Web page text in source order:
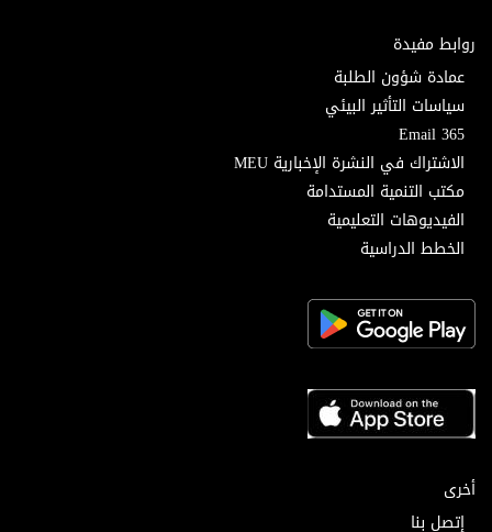
روابط مفيدة
عمادة شؤون الطلبة
سياسات التأثير البيئي
Email 365
الاشتراك في النشرة الإخبارية MEU
مكتب التنمية المستدامة
الفيديوهات التعليمية
الخطط الدراسية
أخرى
إتصل بنا